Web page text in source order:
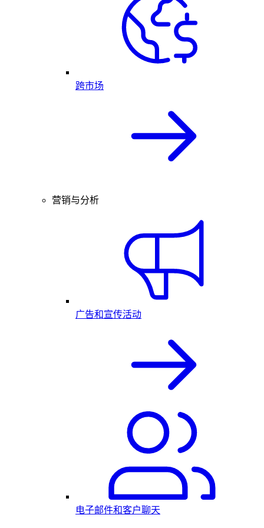
跨市场
营销与分析
广告和宣传活动
电子邮件和客户聊天